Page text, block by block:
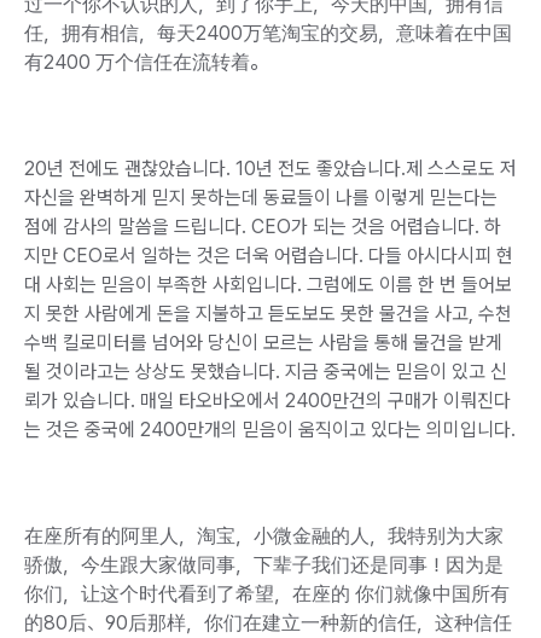
任，拥有相信，每天2400万笔淘宝的交易，意味着在中国
有2400 万个信任在流转着。
20년 전에도 괜찮았습니다. 10년 전도 좋았습니다.제 스스로도 저
자신을 완벽하게 믿지 못하는데 동료들이 나를 이렇게 믿는다는
점에 감사의 말씀을 드립니다. CEO가 되는 것음 어렵습니다. 하
지만 CEO로서 일하는 것은 더욱 어렵습니다. 다들 아시다시피 현
대 사회는 믿음이 부족한 사회입니다. 그럼에도 이름 한 번 들어보
지 못한 사람에게 돈을 지불하고 듣도보도 못한 물건을 사고, 수천
수백 킬로미터를 넘어와 당신이 모르는 사람을 통해 물건을 받게
될 것이라고는 상상도 못했습니다. 지금 중국에는 믿음이 있고 신
뢰가 있습니다. 매일 타오바오에서 2400만건의 구매가 이뤄진다
는 것은 중국에 2400만개의 믿음이 움직이고 있다는 의미입니다.
在座所有的阿里人，淘宝，小微金融的人，我特别为大家
骄傲，今生跟大家做同事，下辈子我们还是同事！因为是
你们，让这个时代看到了希望，在座的 你们就像中国所有
的80后、90后那样，你们在建立一种新的信任，这种信任